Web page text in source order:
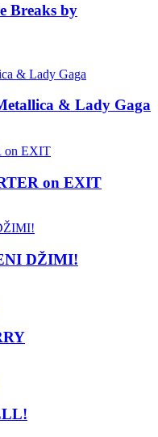
Breaks by
& Lady Gaga
on EXIT
DŽIMI!